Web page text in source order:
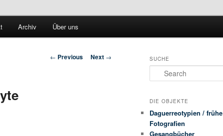
Archiv Über uns
Post navigation
← Previous Next → SUCHE
Search
DIE OBJEKTE
Daguerreotypien / frühe
Fotografien
Gesangbücher